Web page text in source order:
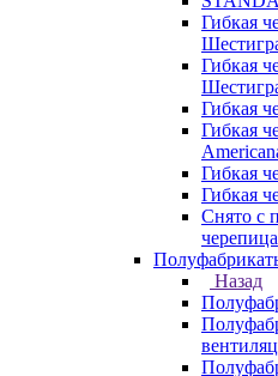
Гибкая
Гибкая
Гибкая
Гибкая
Гибкая
Гибкая
Снято с
черепица
Назад